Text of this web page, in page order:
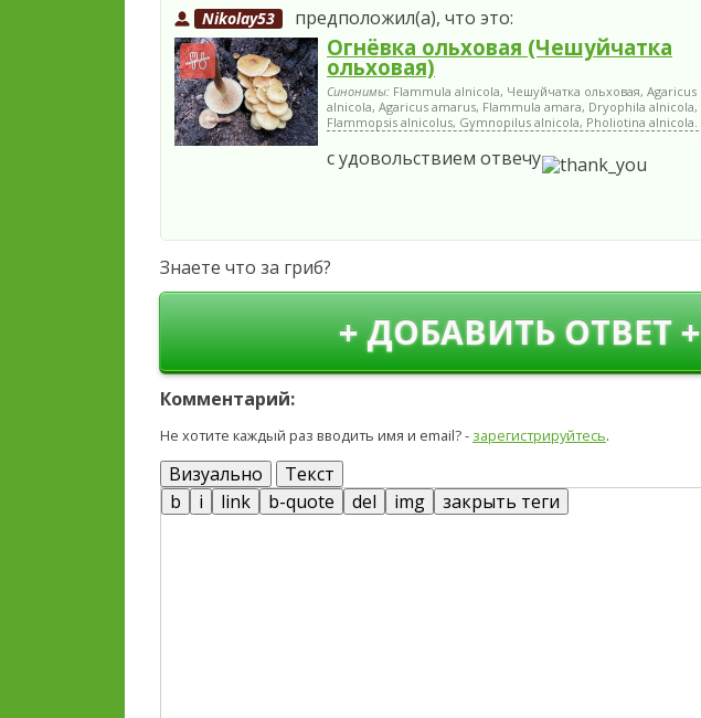
Nikolay53 предположил(а), что это:
Огнёвка ольховая (Чешуйчатка
ольховая)
Синонимы: Flammula alnicola, Чешуйчатка ольховая, Agaricus
alnicola, Agaricus amarus, Flammula amara, Dryophila alnicola,
Flammopsis alnicolus, Gymnopilus alnicola, Pholiotina alnicola.
с удовольствием отвечу
Знаете что за гриб?
+ ДОБАВИТЬ ОТВЕТ +
Комментарий:
Не хотите каждый раз вводить имя и email? - зарегистрируйтесь.
Визуально Текст